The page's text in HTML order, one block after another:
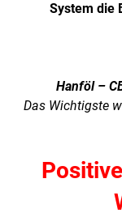
System die
Hanföl –
Das Wichtigste